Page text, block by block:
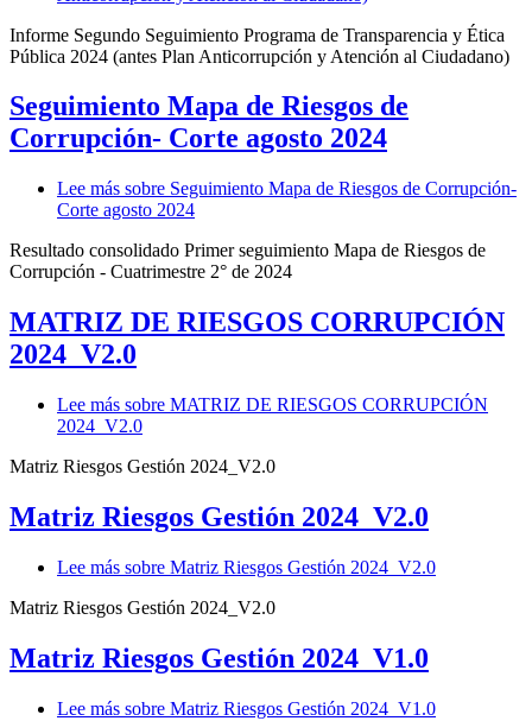
Informe Segundo Seguimiento Programa de Transparencia y Ética
Pública 2024 (antes Plan Anticorrupción y Atención al Ciudadano)
Seguimiento Mapa de Riesgos de
Corrupción- Corte agosto 2024
Lee más sobre Seguimiento Mapa de Riesgos de Corrupción-
Corte agosto 2024
Resultado consolidado Primer seguimiento Mapa de Riesgos de
Corrupción - Cuatrimestre 2° de 2024
MATRIZ DE RIESGOS CORRUPCIÓN
2024_V2.0
Lee más sobre MATRIZ DE RIESGOS CORRUPCIÓN
2024_V2.0
Matriz Riesgos Gestión 2024_V2.0
Matriz Riesgos Gestión 2024_V2.0
Lee más sobre Matriz Riesgos Gestión 2024_V2.0
Matriz Riesgos Gestión 2024_V2.0
Matriz Riesgos Gestión 2024_V1.0
Lee más sobre Matriz Riesgos Gestión 2024_V1.0